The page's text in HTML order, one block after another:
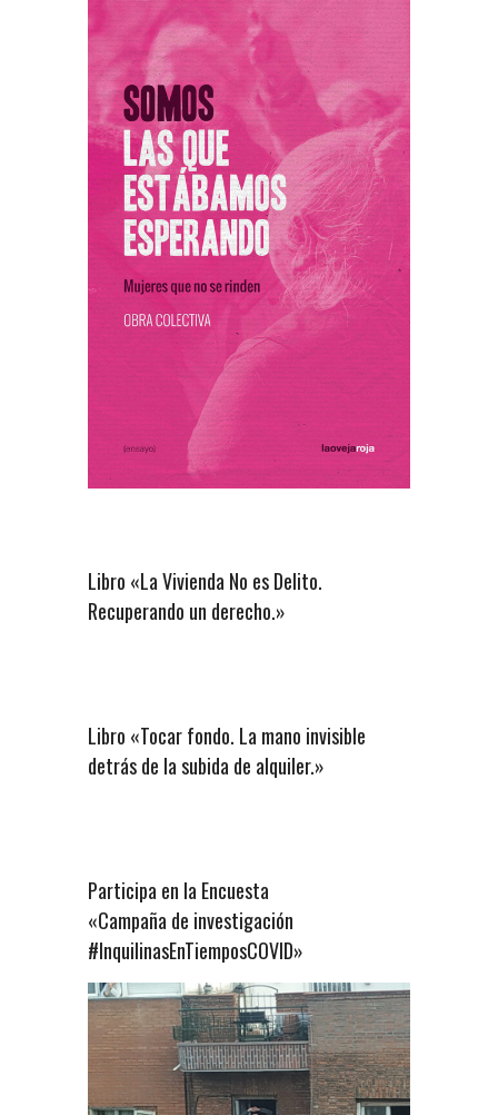
Libro «La Vivienda No es Delito.
Recuperando un derecho.»
Libro «Tocar fondo. La mano invisible
detrás de la subida de alquiler.»
Participa en la Encuesta
«Campaña de investigación
#InquilinasEnTiemposCOVID»